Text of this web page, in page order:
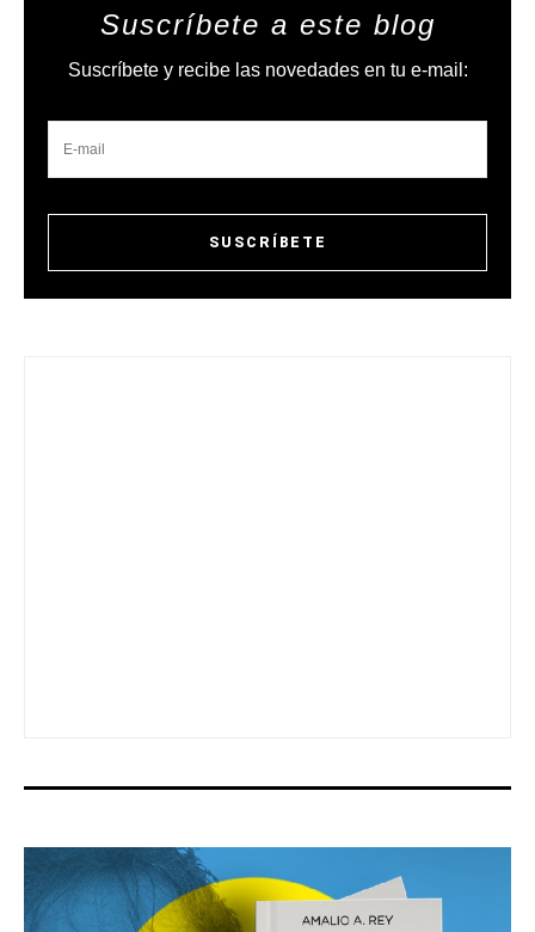
Suscríbete a este blog
Suscríbete y recibe las novedades en tu e-mail: